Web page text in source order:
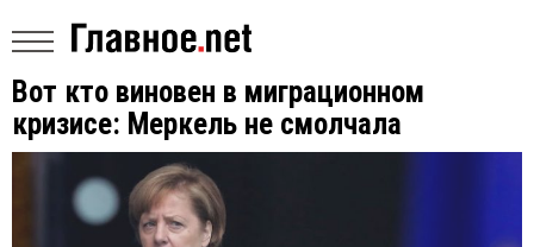
Вот кто виновен в миграционном
кризисе: Меркель не смолчала